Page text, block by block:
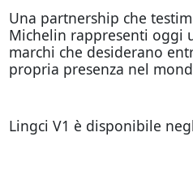
Una partnership che
Michelin rappresenti oggi
marchi che desiderano
propria presenza nel
Lingci V1 è disponibile